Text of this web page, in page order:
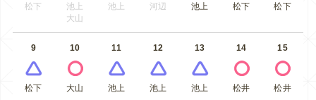
松下
池上
大山
池上 河辺 池上 松下 松下
9
松下
10
大山
11
池上
12
池上
13
池上
14
松井
15
松井